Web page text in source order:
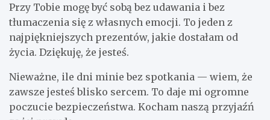
Przy Tobie mogę być sobą bez udawania i bez
tłumaczenia się z własnych emocji. To jeden z
najpiękniejszych prezentów, jakie dostałam od
życia. Dziękuję, że jesteś.
Nieważne, ile dni minie bez spotkania — wiem, że
zawsze jesteś blisko sercem. To daje mi ogromne
poczucie bezpieczeństwa. Kocham naszą przyjaźń